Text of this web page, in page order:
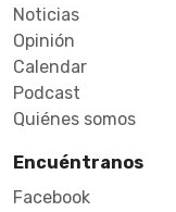
Noticias
Opinión
Calendar
Podcast
Quiénes somos
Encuéntranos
Facebook